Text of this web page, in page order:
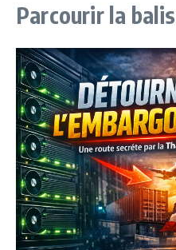
Parcourir la